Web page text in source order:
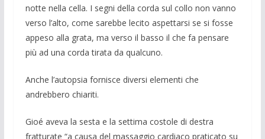
notte nella cella. I segni della corda sul collo non vanno
verso l’alto, come sarebbe lecito aspettar­si se si fosse
appeso alla grata, ma verso il basso il che fa pensare
più ad una cor­da tirata da qualcuno.
Anche l’autopsia fornisce diversi ele­menti che
andrebbero chiariti.
Gioé ave­va la sesta e la settima costole di destra
fratturate “a causa del massag­gio cardia­co praticato su